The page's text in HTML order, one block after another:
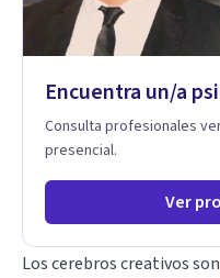
Encuentra un/a
Consulta profesionales
presencial.
Ver
Los cerebros creativos